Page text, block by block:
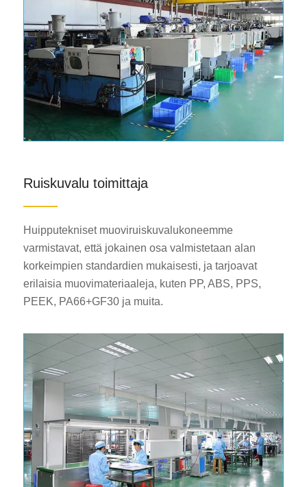
Ruiskuvalu toimittaja
Huipputekniset muoviruiskuvalukoneemme
varmistavat, että jokainen osa valmistetaan alan
korkeimpien standardien mukaisesti, ja tarjoavat
erilaisia muovimateriaaleja, kuten PP, ABS, PPS,
PEEK, PA66+GF30 ja muita.